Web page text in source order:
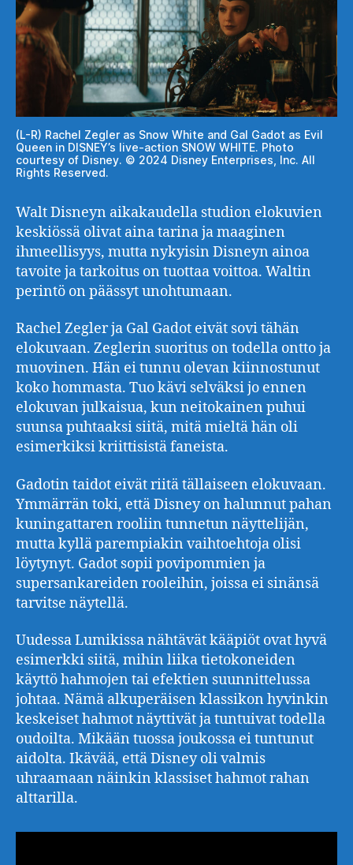
(L-R) Rachel Zegler as Snow White and Gal Gadot as Evil
Queen in DISNEY’s live-action SNOW WHITE. Photo
courtesy of Disney. © 2024 Disney Enterprises, Inc. All
Rights Reserved.
Walt Disneyn aikakaudella studion elokuvien
keskiössä olivat aina tarina ja maaginen
ihmeellisyys, mutta nykyisin Disneyn ainoa
tavoite ja tarkoitus on tuottaa voittoa. Waltin
perintö on päässyt unohtumaan.
Rachel Zegler ja Gal Gadot eivät sovi tähän
elokuvaan. Zeglerin suoritus on todella ontto ja
muovinen. Hän ei tunnu olevan kiinnostunut
koko hommasta. Tuo kävi selväksi jo ennen
elokuvan julkaisua, kun neitokainen puhui
suunsa puhtaaksi siitä, mitä mieltä hän oli
esimerkiksi kriittisistä faneista.
Gadotin taidot eivät riitä tällaiseen elokuvaan.
Ymmärrän toki, että Disney on halunnut pahan
kuningattaren rooliin tunnetun näyttelijän,
mutta kyllä parempiakin vaihtoehtoja olisi
löytynyt. Gadot sopii povipommien ja
supersankareiden rooleihin, joissa ei sinänsä
tarvitse näytellä.
Uudessa Lumikissa nähtävät kääpiöt ovat hyvä
esimerkki siitä, mihin liika tietokoneiden
käyttö hahmojen tai efektien suunnittelussa
johtaa. Nämä alkuperäisen klassikon hyvinkin
keskeiset hahmot näyttivät ja tuntuivat todella
oudoilta. Mikään tuossa joukossa ei tuntunut
aidolta. Ikävää, että Disney oli valmis
uhraamaan näinkin klassiset hahmot rahan
alttarilla.